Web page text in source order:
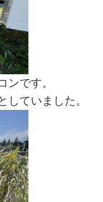
ンです。
していました。